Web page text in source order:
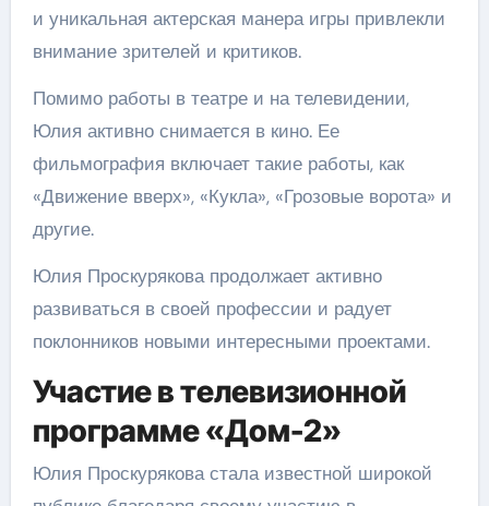
и уникальная актерская манера игры привлекли
внимание зрителей и критиков.
Помимо работы в театре и на телевидении,
Юлия активно снимается в кино. Ее
фильмография включает такие работы, как
«Движение вверх», «Кукла», «Грозовые ворота» и
другие.
Юлия Проскурякова продолжает активно
развиваться в своей профессии и радует
поклонников новыми интересными проектами.
Участие в телевизионной
программе «Дом-2»
Юлия Проскурякова стала известной широкой